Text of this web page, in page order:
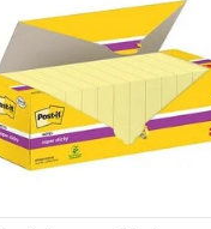
TOEVOEGEN AAN
WINKELWAGEN